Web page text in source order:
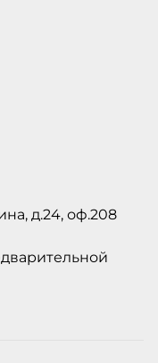
д.24, оф.208